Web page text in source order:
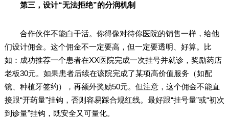
第三，设计“无法拒绝”的分润机制
合作伙伴不能白干活。你得像对待你医院的销售一样，给他
们设计佣金。这个佣金不一定要高，但一定要透明、好算。比
如：成功推荐一个患者在XX医院完成一次挂号并就诊，奖励药店
老板30元。如果患者后续在该院完成了某项高价值服务（如配
镜、种植牙签约），再额外奖励50元。但注意，这个佣金不能直
接跟“开药量”挂钩，否则容易踩合规红线。最好跟“挂号量”或“初次
到诊量”挂钩，既安全又可量化。